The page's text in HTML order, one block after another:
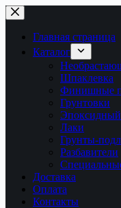
Перейти
к
сути
Главная страница
Каталог
Шпаклевка
Финишные
Грунтовки
Лаки
Грунты-
Разбавители
Доставка
Оплата
Контакты